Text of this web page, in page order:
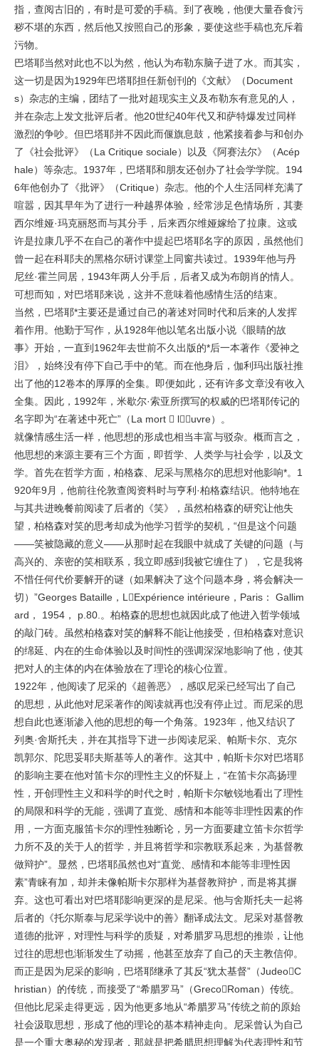
指，查阅古旧的，有时是可爱的手稿。到了夜晚，他便大量吞食污
秽不堪的东西，然后他又按照自己的形象，要使这些手稿也充斥着
污物。
巴塔耶当然对此也不以为然，他认为布勒东脑子进了水。而其实，
这一切是因为1929年巴塔耶担任新创刊的《文献》（Document
s）杂志的主编，团结了一批对超现实主义及布勒东有意见的人，
并在杂志上发文批评后者。他20世纪40年代又和萨特爆发过同样
激烈的争吵。但巴塔耶并不因此而偃旗息鼓，他紧接着参与和创办
了《社会批评》（La Critique sociale）以及《阿赛法尔》（Acép
hale）等杂志。1937年，巴塔耶和朋友还创办了社会学学院。194
6年他创办了《批评》（Critique）杂志。他的个人生活同样充满了
喧嚣，因其早年为了进行一种越界体验，经常涉足色情场所，其妻
西尔维娅·玛克丽怒而与其分手，后来西尔维娅嫁给了拉康。这或
许是拉康几乎不在自己的著作中提起巴塔耶名字的原因，虽然他们
曾一起在科耶夫的黑格尔研讨课堂上同窗共读过。1939年他与丹
尼丝·霍兰同居，1943年两人分手后，后者又成为布朗肖的情人。
可想而知，对巴塔耶来说，这并不意味着他感情生活的结束。
当然，巴塔耶*主要还是通过自己的著述对同时代和后来的人发挥
着作用。他勤于写作，从1928年他以笔名出版小说《眼睛的故
事》开始，一直到1962年去世前不久出版的*后一本著作《爱神之
泪》，始终没有停下自己手中的笔。而在他身后，伽利玛出版社推
出了他的12卷本的厚厚的全集。即便如此，还有许多文章没有收入
全集。因此，1992年，米歇尔·索亚所撰写的权威的巴塔耶传记的
名字即为“在著述中死亡”（La mort  luvre）。
就像情感生活一样，他思想的形成也相当丰富与驳杂。概而言之，
他思想的来源主要有三个方面，即哲学、人类学与社会学，以及文
学。首先在哲学方面，柏格森、尼采与黑格尔的思想对他影响*。1
920年9月，他前往伦敦查阅资料时与亨利·柏格森结识。他特地在
与其共进晚餐前阅读了后者的《笑》，虽然柏格森的研究让他失
望，柏格森对笑的思考却成为他学习哲学的契机，“但是这个问题
——笑被隐藏的意义——从那时起在我眼中就成了关键的问题（与
高兴的、亲密的笑相联系，我立即感到我被它缠住了），它是我将
不惜任何代价要解开的谜（如果解决了这个问题本身，将会解决一
切）”Georges Bataille，LExpérience intérieure，Paris： Gallim
ard， 1954， p.80.。柏格森的思想也就因此成了他进入哲学领域
的敲门砖。虽然柏格森对笑的解释不能让他接受，但柏格森对意识
的绵延、内在的生命体验以及时间性的强调深深地影响了他，使其
把对人的主体的内在体验放在了理论的核心位置。
1922年，他阅读了尼采的《超善恶》，感叹尼采已经写出了自己
的思想，从此他对尼采著作的阅读就再也没有停止过。而尼采的思
想自此也逐渐渗入他的思想的每一个角落。1923年，他又结识了
列奥·舍斯托夫，并在其指导下进一步阅读尼采、帕斯卡尔、克尔
凯郭尔、陀思妥耶夫斯基等人的著作。这其中，帕斯卡尔对巴塔耶
的影响主要在他对笛卡尔的理性主义的怀疑上，“在笛卡尔高扬理
性，开创理性主义和科学的时代之时，帕斯卡尔敏锐地看出了理性
的局限和科学的无能，强调了直觉、感情和本能等非理性因素的作
用，一方面克服笛卡尔的理性独断论，另一方面要建立笛卡尔哲学
力所不及的关于人的哲学，并且将哲学和宗教联系起来，为基督教
做辩护”。显然，巴塔耶虽然也对“直觉、感情和本能等非理性因
素”青睐有加，却并未像帕斯卡尔那样为基督教辩护，而是将其摒
弃。这也可看出对巴塔耶影响更深的是尼采。他与舍斯托夫一起将
后者的《托尔斯泰与尼采学说中的善》翻译成法文。尼采对基督教
道德的批评，对理性与科学的质疑，对希腊罗马思想的推崇，让他
过往的思想也渐渐发生了动摇，他甚至放弃了自己的天主教信仰。
而正是因为尼采的影响，巴塔耶继承了其反“犹太基督”（JudeoC
hristian）的传统，而接受了“希腊罗马”（GrecoRoman）传统。
但他比尼采走得更远，因为他更多地从“希腊罗马”传统之前的原始
社会汲取思想，形成了他的理论的基本精神走向。尼采曾认为自己
是一个重大奥秘的发现者，那就是把希腊思想理解为代表理性和节